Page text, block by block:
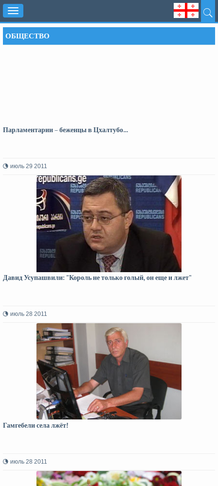
Toggle
navigation
ОБЩЕСТВО
Парламентарии – беженцы в Цхалтубо…
июль 29 2011
Давид Усупашвили: "Король не только голый, он еще и лжет"
июль 28 2011
Гамгебели села лжёт!
июль 28 2011